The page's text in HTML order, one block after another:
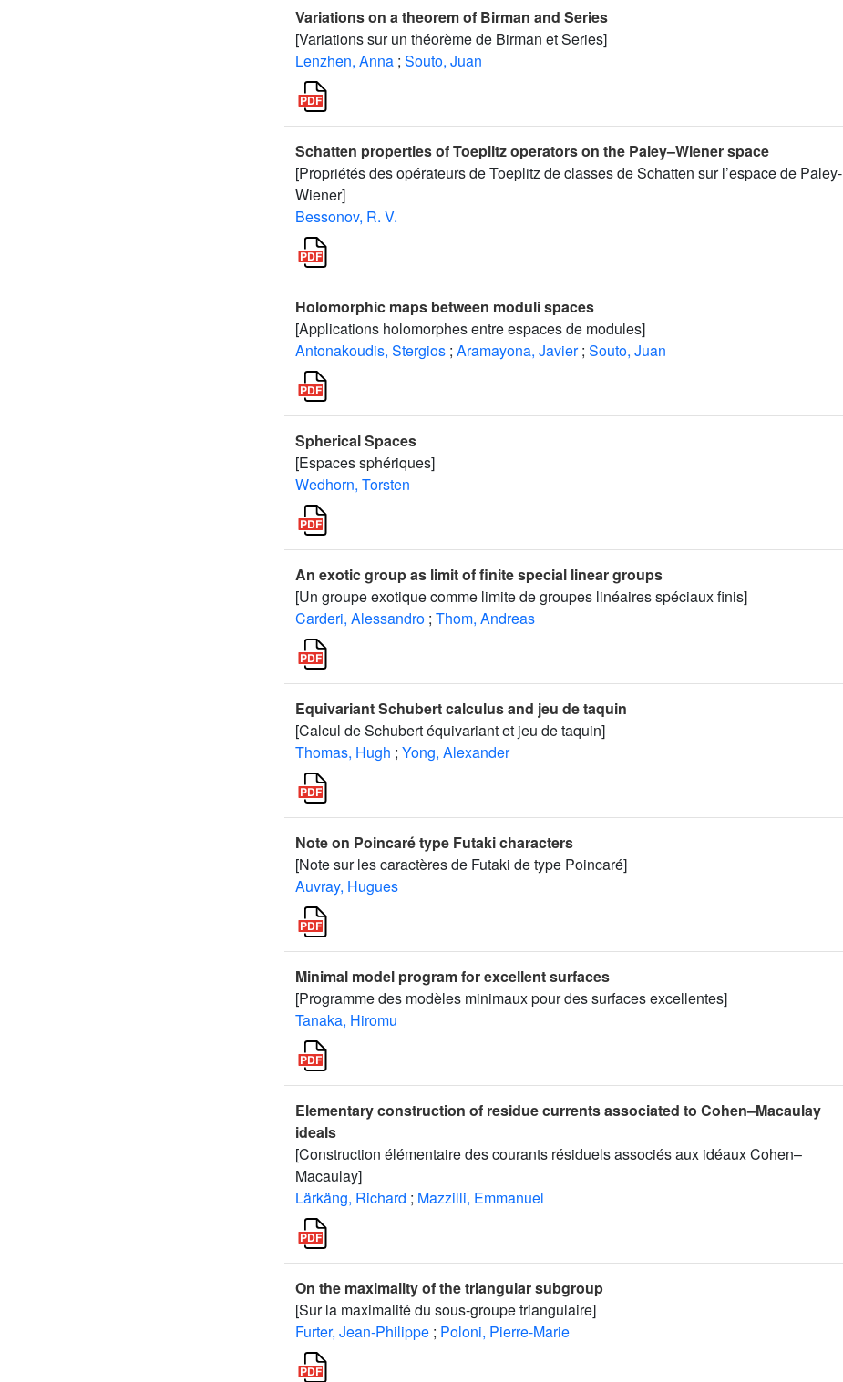
Variations on a theorem of Birman and Series
[Variations sur un théorème de Birman et Series]
Lenzhen, Anna ; Souto, Juan
Schatten properties of Toeplitz operators on the Paley–Wiener space
[Propriétés des opérateurs de Toeplitz de classes de Schatten sur l’espace de Paley-
Wiener]
Bessonov, R. V.
Holomorphic maps between moduli spaces
[Applications holomorphes entre espaces de modules]
Antonakoudis, Stergios ; Aramayona, Javier ; Souto, Juan
Spherical Spaces
[Espaces sphériques]
Wedhorn, Torsten
An exotic group as limit of finite special linear groups
[Un groupe exotique comme limite de groupes linéaires spéciaux finis]
Carderi, Alessandro ; Thom, Andreas
Equivariant Schubert calculus and jeu de taquin
[Calcul de Schubert équivariant et jeu de taquin]
Thomas, Hugh ; Yong, Alexander
Note on Poincaré type Futaki characters
[Note sur les caractères de Futaki de type Poincaré]
Auvray, Hugues
Minimal model program for excellent surfaces
[Programme des modèles minimaux pour des surfaces excellentes]
Tanaka, Hiromu
Elementary construction of residue currents associated to Cohen–Macaulay
ideals
[Construction élémentaire des courants résiduels associés aux idéaux Cohen–
Macaulay]
Lärkäng, Richard ; Mazzilli, Emmanuel
On the maximality of the triangular subgroup
[Sur la maximalité du sous-groupe triangulaire]
Furter, Jean-Philippe ; Poloni, Pierre-Marie